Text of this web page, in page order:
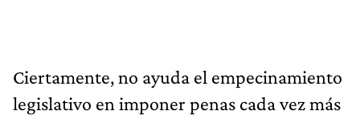
Ciertamente, no ayuda el empecinamiento
legislativo en imponer penas cada vez más